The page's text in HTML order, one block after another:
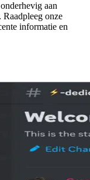
aan
onze
informatie en